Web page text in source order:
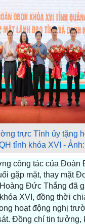
trực Tỉnh ủy tặng
tỉnh khóa XVI -
công tác của Đoàn
gặp mặt, thay mặt
Đức Thắng đã
XVI, đồng thời
hoạt động nghị
Đồng chí tin tưởng,